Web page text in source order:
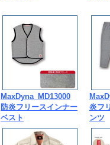
MaxDyna_MD13000
防炎フリースインナー
ベスト
炎フ
ンツ